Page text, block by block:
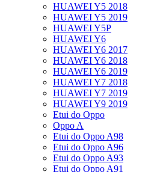
HUAWEI Y5 2018
HUAWEI Y5 2019
HUAWEI Y5P
HUAWEI Y6
HUAWEI Y6 2017
HUAWEI Y6 2018
HUAWEI Y6 2019
HUAWEI Y7 2018
HUAWEI Y7 2019
HUAWEI Y9 2019
Etui do Oppo
Oppo A
Etui do Oppo A98
Etui do Oppo A96
Etui do Oppo A93
Etui do Oppo A91